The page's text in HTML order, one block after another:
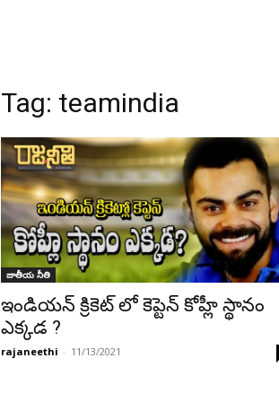
Tag: teamindia
జాతీయ నీతి
ఇండియన్ క్రికెట్ లో కెప్టెన్ కోహ్లీ స్థానం
ఎక్కడ ?
rajaneethi - 11/13/2021